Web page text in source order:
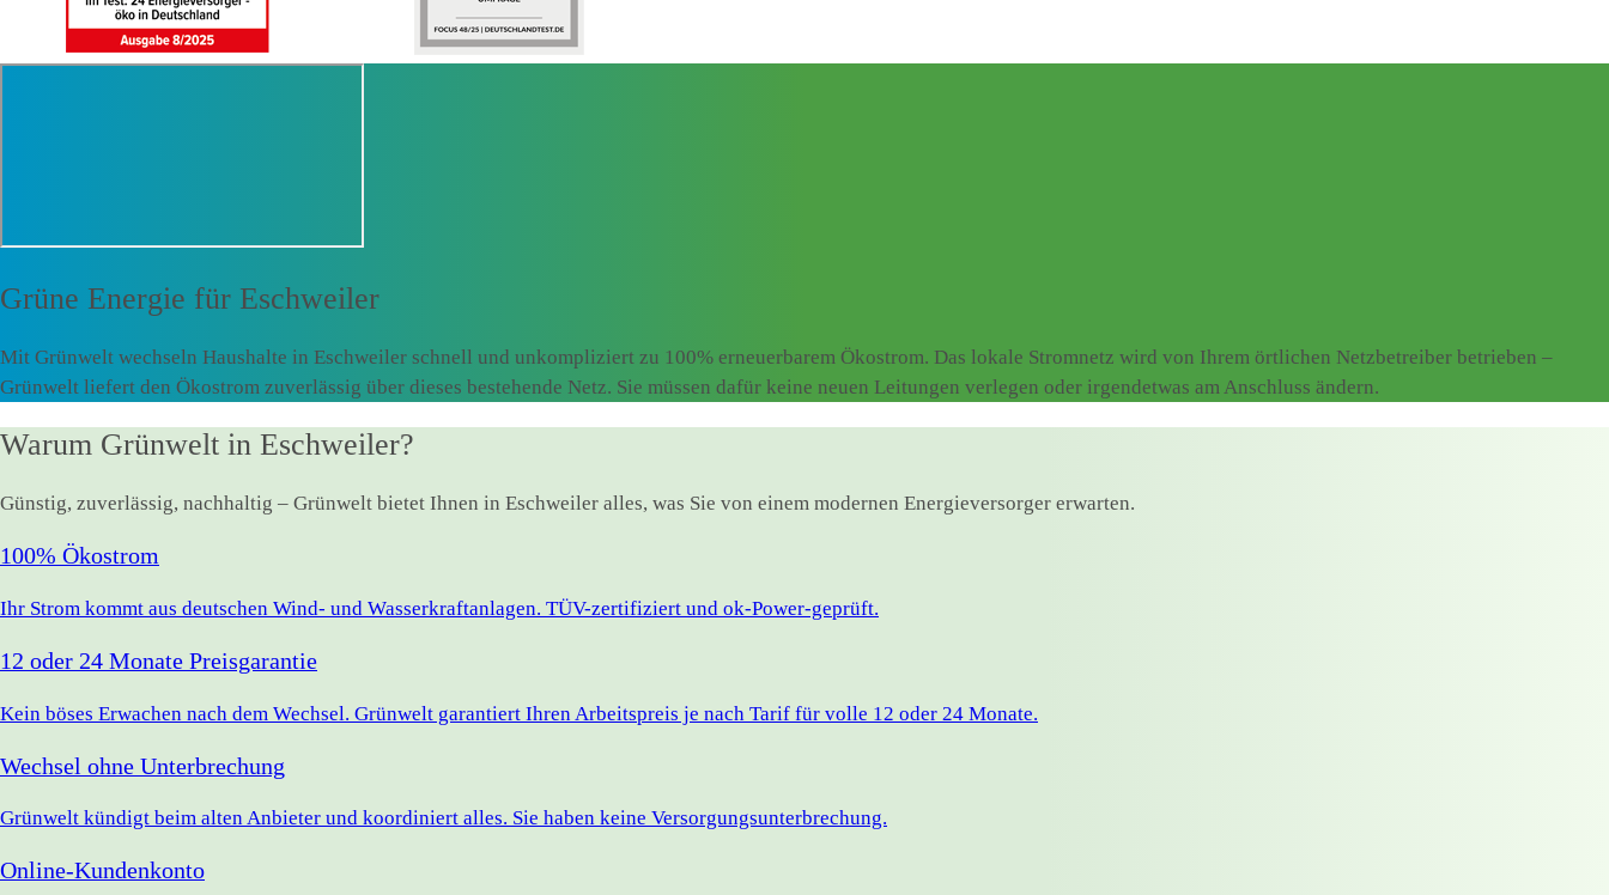
Grüne Energie für Eschweiler
Mit Grünwelt wechseln Haushalte in Eschweiler schnell und unkompliziert zu 100% erneuerbarem Ökostrom. Das lokale Stromnetz wird von Ihrem örtlichen Netzbetreiber betrieben –
Grünwelt liefert den Ökostrom zuverlässig über dieses bestehende Netz. Sie müssen dafür keine neuen Leitungen verlegen oder irgendetwas am Anschluss ändern.
Warum Grünwelt in Eschweiler?
Günstig, zuverlässig, nachhaltig – Grünwelt bietet Ihnen in Eschweiler alles, was Sie von einem modernen Energieversorger erwarten.
100% Ökostrom
Ihr Strom kommt aus deutschen Wind- und Wasserkraftanlagen. TÜV-zertifiziert und ok-Power-geprüft.
12 oder 24 Monate Preisgarantie
Kein böses Erwachen nach dem Wechsel. Grünwelt garantiert Ihren Arbeitspreis je nach Tarif für volle 12 oder 24 Monate.
Wechsel ohne Unterbrechung
Grünwelt kündigt beim alten Anbieter und koordiniert alles. Sie haben keine Versorgungsunterbrechung.
Online-Kundenkonto